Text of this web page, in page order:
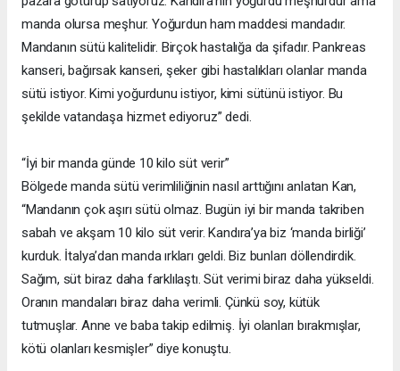
manda olursa meşhur. Yoğurdun ham maddesi mandadır.
Mandanın sütü kalitelidir. Birçok hastalığa da şifadır. Pankreas
kanseri, bağırsak kanseri, şeker gibi hastalıkları olanlar manda
sütü istiyor. Kimi yoğurdunu istiyor, kimi sütünü istiyor. Bu
şekilde vatandaşa hizmet ediyoruz” dedi.
“İyi bir manda günde 10 kilo süt verir”
Bölgede manda sütü verimliliğinin nasıl arttığını anlatan Kan,
“Mandanın çok aşırı sütü olmaz. Bugün iyi bir manda takriben
sabah ve akşam 10 kilo süt verir. Kandıra’ya biz ‘manda birliği’
kurduk. İtalya’dan manda ırkları geldi. Biz bunları döllendirdik.
Sağım, süt biraz daha farklılaştı. Süt verimi biraz daha yükseldi.
Oranın mandaları biraz daha verimli. Çünkü soy, kütük
tutmuşlar. Anne ve baba takip edilmiş. İyi olanları bırakmışlar,
kötü olanları kesmişler” diye konuştu.